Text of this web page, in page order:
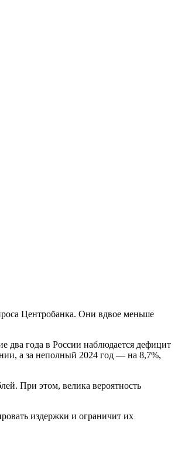
Центробанка. Они вдвое меньше
два года в России наблюдается дефицит
а за неполный 2024 год — на 8,7%,
При этом, велика вероятность
издержки и ограничит их